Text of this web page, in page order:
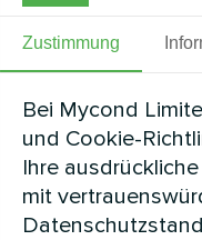
Zustimmung
Bei Mycond
und Cookie-
Ihre
mit